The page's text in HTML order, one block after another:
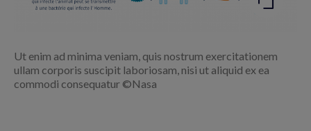
Ut enim ad minima veniam, quis nostrum exercitationem
ullam corporis suscipit laboriosam, nisi ut aliquid ex ea
commodi consequatur ©Nasa